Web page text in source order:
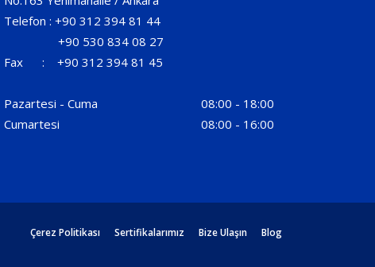
Telefon : +90 312 394 81 44
+90 530 834 08 27
Fax : +90 312 394 81 45
Pazartesi - Cuma
08:00 - 18:00
Cumartesi
08:00 - 16:00
Çerez Politikası Sertifikalarımız Bize Ulaşın Blog